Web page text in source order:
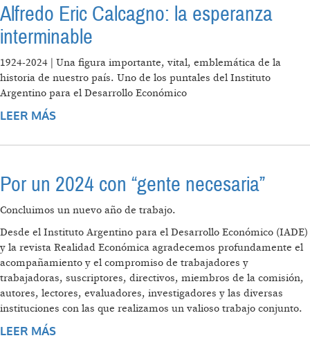
Alfredo Eric Calcagno: la esperanza
interminable
1924-2024 | Una figura importante, vital, emblemática de la
historia de nuestro país. Uno de los puntales del Instituto
Argentino para el Desarrollo Económico
LEER MÁS
Por un 2024 con “gente necesaria”
Concluimos un nuevo año de trabajo.
Desde el Instituto Argentino para el Desarrollo Económico (IADE)
y la revista Realidad Económica agradecemos profundamente el
acompañamiento y el compromiso de trabajadores y
trabajadoras, suscriptores, directivos, miembros de la comisión,
autores, lectores, evaluadores, investigadores y las diversas
instituciones con las que realizamos un valioso trabajo conjunto.
LEER MÁS